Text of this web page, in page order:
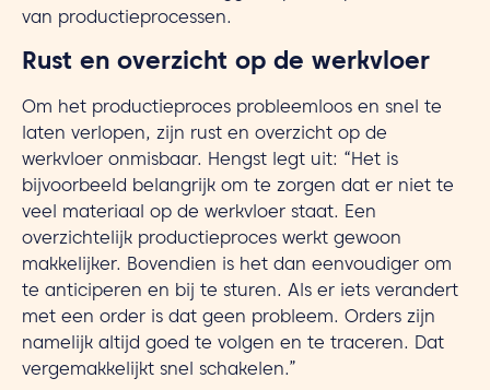
van productieprocessen.
Rust en overzicht op de werkvloer
Om het productieproces probleemloos en snel te
laten verlopen, zijn rust en overzicht op de
werkvloer onmisbaar. Hengst legt uit: “Het is
bijvoorbeeld belangrijk om te zorgen dat er niet te
veel materiaal op de werkvloer staat. Een
overzichtelijk productieproces werkt gewoon
makkelijker. Bovendien is het dan eenvoudiger om
te anticiperen en bij te sturen. Als er iets verandert
met een order is dat geen probleem. Orders zijn
namelijk altijd goed te volgen en te traceren. Dat
vergemakkelijkt snel schakelen.”